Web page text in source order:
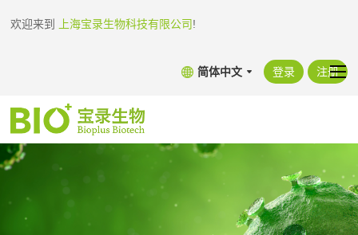
欢迎来到 上海宝录生物科技有限公司!
简体中文 登录 注册